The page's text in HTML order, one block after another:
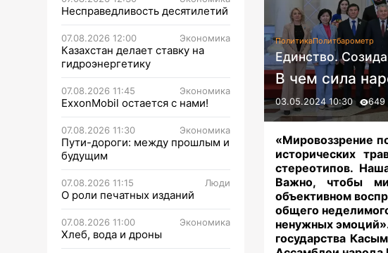
Несправедливость десятилетий
07.08.2026 12:00 Экономика
Казахстан делает ставку на
гидроэнергетику
07.08.2026 11:45 Экономика
ExxonMobil остается с нами!
07.08.2026 11:30 Экономика
Пути-дороги: между прошлым и
будущим
07.08.2026 11:15 Люди
О роли печатных изданий
07.08.2026 11:00 Экономика
Хлеб, вода и дроны
ПолитикаПолитбарометр
Единство.
В чем сила
03.05.2024 10:30 649
«Мировоззрение
исторических
стереотипов.
Важно, чтобы
объективном
общего
ненужных
государства